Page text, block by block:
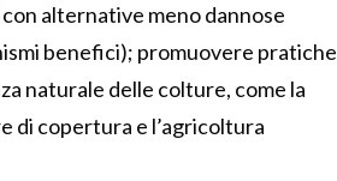
alternative meno dannose
benefici); promuovere pratiche
naturale delle colture, come la
di copertura e l’agricoltura